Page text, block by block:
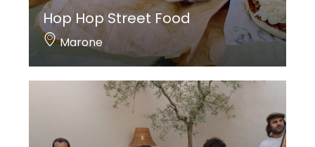
Hop Hop Street Food
Marone